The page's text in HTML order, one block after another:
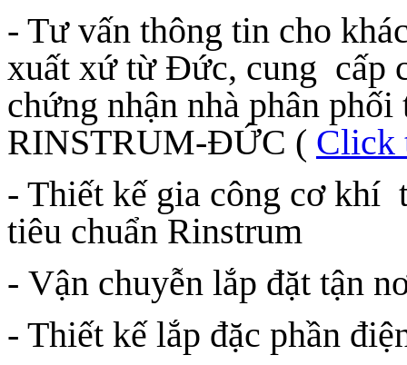
- Tư vấn thông tin cho
xuất xứ từ Đức, cung cấp
chứng nhận nhà phân
RINSTRUM-ĐỨC ( Click
- Thiết kế gia công cơ khí
tiêu chuẩn Rinstrum
- Vận chuyễn lắp đặt tận
- Thiết kế lắp đặc phần